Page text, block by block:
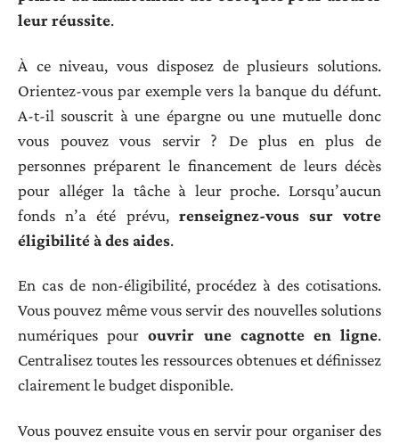
leur réussite.
À ce niveau, vous disposez de plusieurs solutions.
Orientez-vous par exemple vers la banque du défunt.
A-t-il souscrit à une épargne ou une mutuelle donc
vous pouvez vous servir ? De plus en plus de
personnes préparent le financement de leurs décès
pour alléger la tâche à leur proche. Lorsqu’aucun
fonds n’a été prévu, renseignez-vous sur votre
éligibilité à des aides.
En cas de non-éligibilité, procédez à des cotisations.
Vous pouvez même vous servir des nouvelles solutions
numériques pourouvrir une cagnotte en ligne.
Centralisez toutes les ressources obtenues et définissez
clairement le budget disponible.
Vous pouvez ensuite vous en servir pour organiser des